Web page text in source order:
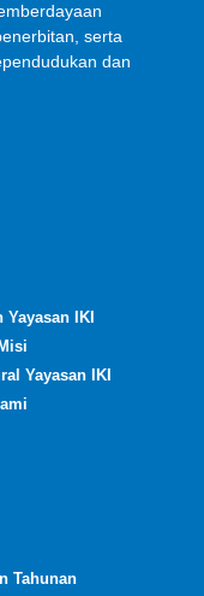
serta
dan
Yayasan IKI
Yayasan IKI
Tahunan